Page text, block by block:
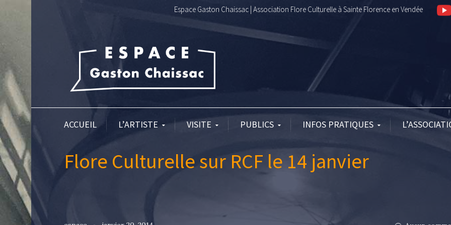
Espace Gaston Chaissac | Association Flore Culturelle à Sainte Florence en Vendée
ACCUEIL L’ARTISTE VISITE PUBLICS INFOS PRATIQUES
Flore Culturelle sur RCF le 14 janvier